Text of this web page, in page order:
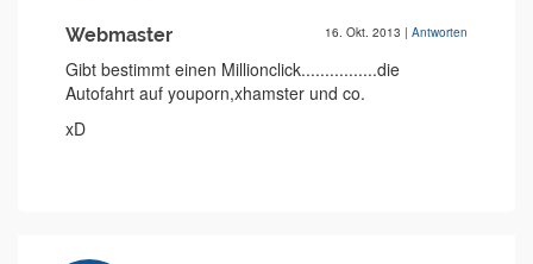
Webmaster 16. Okt. 2013 | Antworten
Gibt bestimmt einen Millionclick................die
Autofahrt auf youporn,xhamster und co.
xD